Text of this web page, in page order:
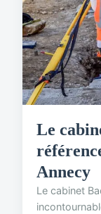
Le
Annecy
Le cabinet